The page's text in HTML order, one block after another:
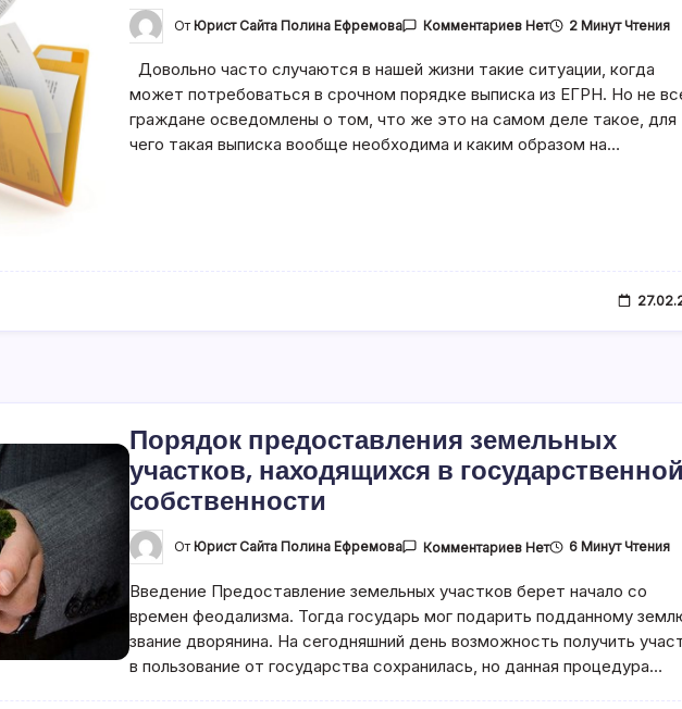
От Юрист Сайта Полина Ефремова КомментариевК
Самых
Распространенных
Вопросов
О
Выписке
Из
Нет 2 Минут Чтения
Довольно часто случаются в нашей жизни такие ситуации, когда
может потребоваться в срочном порядке выписка из ЕГРН. Но не
граждане осведомлены о том, что же это на самом деле такое, для
чего такая выписка вообще необходима и каким образом на…
Порядок предоставления земельных
участков, находящихся в государственной
собственности
От Юрист Сайта Полина Ефремова КомментариевК
Предоставления
Участков,
Находящихся
В
Государственной
Нет 6 Минут Чтения
Введение Предоставление земельных участков берет начало со
времен феодализма. Тогда государь мог подарить подданному
звание дворянина. На сегодняшний день возможность получить
в пользование от государства сохранилась, но данная процедура…